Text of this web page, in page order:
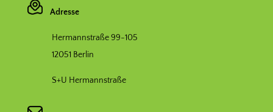
Adresse
Hermannstraße 99-105
12051 Berlin
S+U Hermannstraße